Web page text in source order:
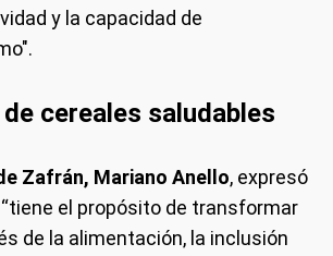
y la capacidad de
cereales saludables
Zafrán, Mariano Anello, expresó
el propósito de transformar
de la alimentación, la inclusión